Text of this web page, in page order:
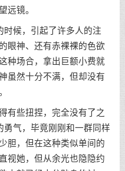
远镜。
候，引起了许多人的注
眼神、还有赤裸裸的色欲
种场合，拿出巨额小费就
虽然十分不满，但却没有
些扭捏，完全没有了之
气，毕竟刚刚和一群同样
胆，但在这种类似单间的
视她，但从余光也隐隐约